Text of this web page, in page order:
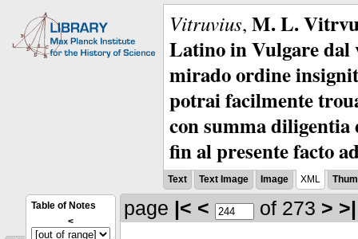
Vitruvius, M. L.
Latino in Vulgare dal
mirado ordine
potrai facilmente
con summa
fin al presente facto
Text Text Image Image XML
Table of Notes
<
page |< < of 273 > >|